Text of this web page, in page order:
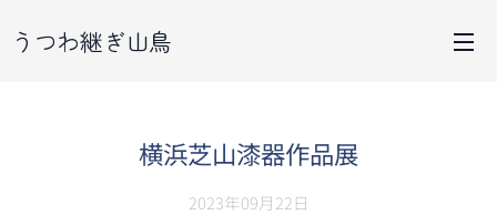
うつわ継ぎ山鳥
横浜芝山漆器作品展
2023年09月22日